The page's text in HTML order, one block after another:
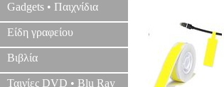
Gadgets • Παιχνίδια
Είδη γραφείου
Βιβλία
Ταινίες DVD • Blu Ray